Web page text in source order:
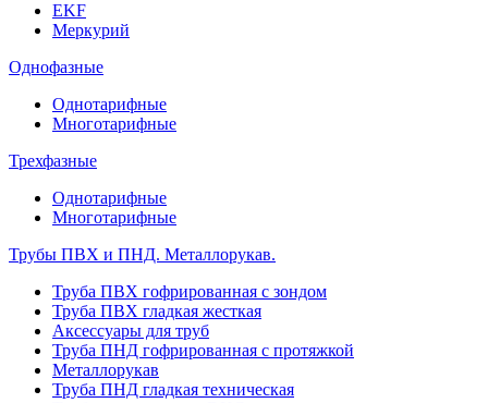
EKF
Меркурий
Однофазные
Однотарифные
Многотарифные
Трехфазные
Однотарифные
Многотарифные
Трубы ПВХ и ПНД. Металлорукав.
Труба ПВХ гофрированная с зондом
Труба ПВХ гладкая жесткая
Аксессуары для труб
Труба ПНД гофрированная с протяжкой
Металлорукав
Труба ПНД гладкая техническая